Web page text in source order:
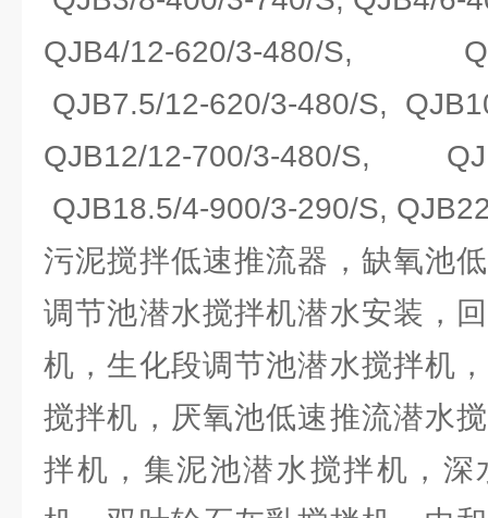
QJB4/12-620/3-480/S,
QJB7.5/12-620/3-480/S,
QJB12/12-700/3-480/S,
QJB18.5/4-900/3-290/S,
污泥搅拌低速推流器，缺氧池
调节池潜水搅拌机潜水安装，
机，生化段调节池潜水搅拌机
搅拌机，厌氧池低速推流潜水
拌机，集泥池潜水搅拌机，深